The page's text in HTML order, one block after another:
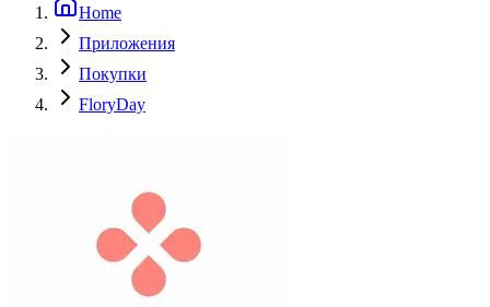
Home
Приложения
Покупки
FloryDay